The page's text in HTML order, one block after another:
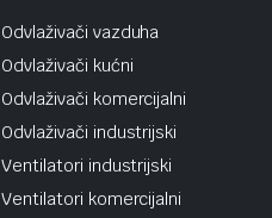
Odvlaživači vazduha
Odvlaživači kućni
Odvlaživači komercijalni
Odvlaživači industrijski
Ventilatori industrijski
Ventilatori komercijalni